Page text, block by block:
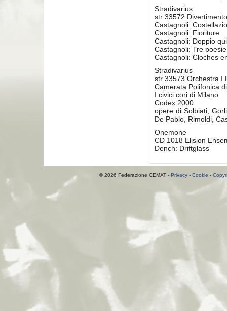
Stradivarius
str 33572
Castagnoli:
Castagnoli: Fioriture
Castagnoli: Doppio
Castagnoli: Tre
Castagnoli: Cloches
Stradivarius
str 33573 Orchestra I
Camerata Polifonica
I civici cori di Milano
Codex 2000
opere di Solbiati,
De Pablo, Rimoldi,
Onemone
CD 1018 Elision
Dench: Driftglass
© 2026 Federazione CEMAT - Privacy- Cookie -